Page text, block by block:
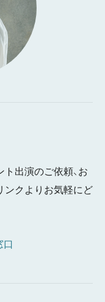
ト出演のご依頼、お
ンクよりお気軽にど
口